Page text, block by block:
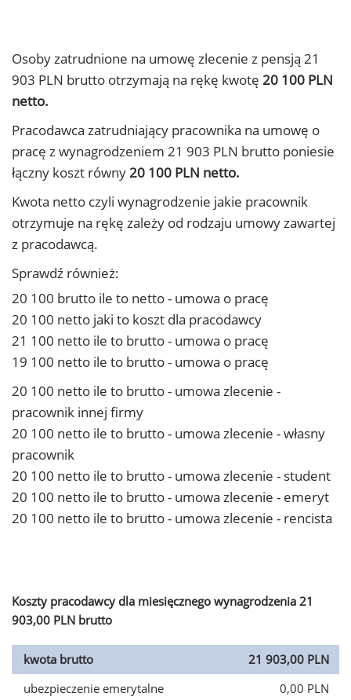
Osoby zatrudnione na umowę zlecenie z pensją 21
903 PLN brutto otrzymają na rękę kwotę 20 100 PLN
netto.
Pracodawca zatrudniający pracownika na umowę o
pracę z wynagrodzeniem 21 903 PLN brutto poniesie
łączny koszt równy20 100 PLN netto.
Kwota netto czyli wynagrodzenie jakie pracownik
otrzymuje na rękę zależy od rodzaju umowy zawartej
z pracodawcą.
Sprawdź również:
20 100 brutto ile to netto - umowa o pracę
20 100 netto jaki to koszt dla pracodawcy
21 100 netto ile to brutto - umowa o pracę
19 100 netto ile to brutto - umowa o pracę
20 100 netto ile to brutto - umowa zlecenie -
pracownik innej firmy
20 100 netto ile to brutto - umowa zlecenie - własny
pracownik
20 100 netto ile to brutto - umowa zlecenie - student
20 100 netto ile to brutto - umowa zlecenie - emeryt
20 100 netto ile to brutto - umowa zlecenie - rencista
Koszty pracodawcy dla miesięcznego wynagrodzenia 21
903,00 PLN brutto
kwota brutto
21 903,00 PLN
ubezpieczenie emerytalne
0,00 PLN